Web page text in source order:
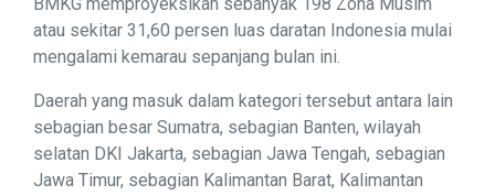
atau sekitar 31,60 persen luas daratan Indonesia mulai
mengalami kemarau sepanjang bulan ini.
Daerah yang masuk dalam kategori tersebut antara lain
sebagian besar Sumatra, sebagian Banten, wilayah
selatan DKI Jakarta, sebagian Jawa Tengah, sebagian
Jawa Timur, sebagian Kalimantan Barat, Kalimantan